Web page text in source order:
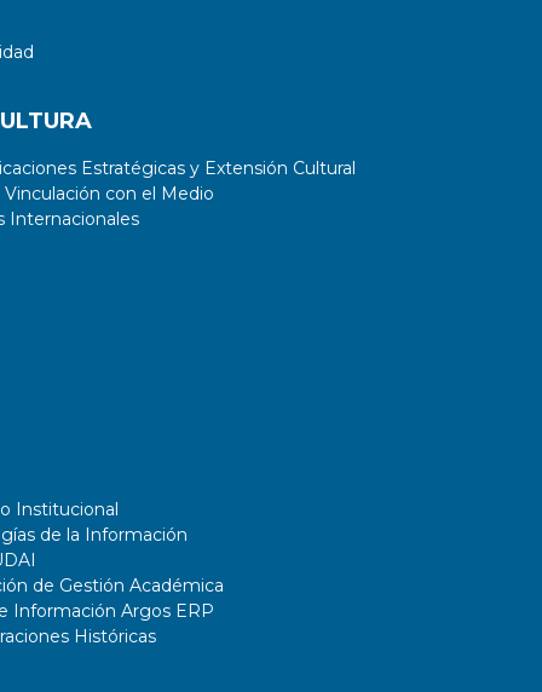
Estratégicas y Extensión Cultural
con el Medio
Internacionales
Institucional
de la Información
de Gestión Académica
Información Argos ERP
Históricas